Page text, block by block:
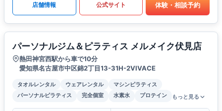
店舗情報 公式サイト 体験・相談予約
パーソナルジム＆ピラティス メルメイク伏見店
熱田神宮西駅から車で10分
愛知県名古屋市中区錦2丁目13-31H-2VIVACE
タオルレンタル ウェアレンタル
マシンピラティス
パーソナルピラティス
完全個室 水素水 プロテイン もっと見る